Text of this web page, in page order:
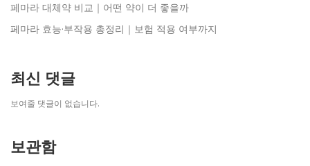
페마라 대체약 비교｜어떤 약이 더 좋을까
페마라 효능·부작용 총정리｜보험 적용 여부까지
최신 댓글
보여줄 댓글이 없습니다.
보관함